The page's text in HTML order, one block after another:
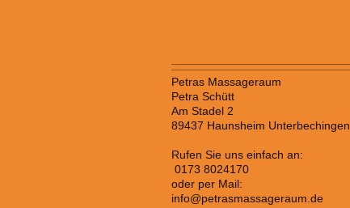
Petras Massageraum
Petra Schütt
Am Stadel 2
89437 Haunsheim Unterbechingen
Rufen Sie uns einfach an:
0173 8024170
oder per Mail:
info@petrasmassageraum.de